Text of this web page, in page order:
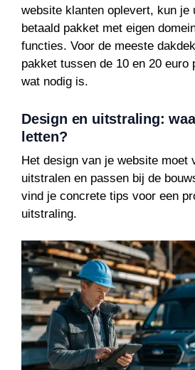
website klanten oplevert, kun je
betaald pakket met eigen
functies. Voor de meeste
pakket tussen de 10 en 20 euro
wat nodig is.
Design en uitstraling:
letten?
Het design van je website moet
uitstralen en passen bij de
vind je concrete tips voor een
uitstraling.